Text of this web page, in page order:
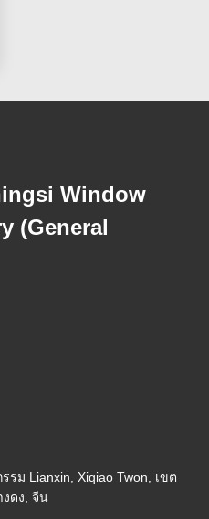
Window
(General
รม Lianxin, Xiqiao Twon, เขต
งดง, จีน